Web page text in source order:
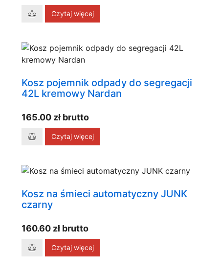
Czytaj więcej
Kosz pojemnik odpady do segregacji
42L kremowy Nardan
165.00 zł brutto
Czytaj więcej
Kosz na śmieci automatyczny JUNK
czarny
160.60 zł brutto
Czytaj więcej